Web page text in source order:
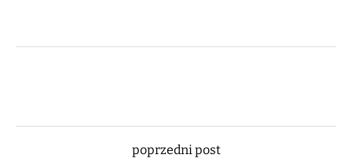
poprzedni post